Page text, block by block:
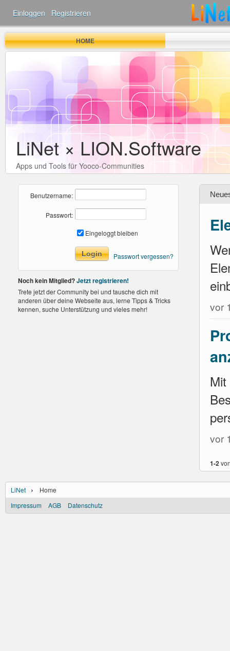
Einloggen Registrieren
HOME
LiNet × LION.Software
Apps und Tools für Yooco-Communities
Benutzername:
Passwort:
Eingeloggt bleiben
Passwort vergessen?
Noch kein Mitglied?Jetzt registrieren!
Trete jetzt der Community bei und tausche dich mit
anderen über deine Webseite aus, lerne Tipps & Tricks
kennen, suche Unterstützung und vieles mehr!
vor
vor
1-2
LiNet ›
Home
Impressum
AGB Datenschutz